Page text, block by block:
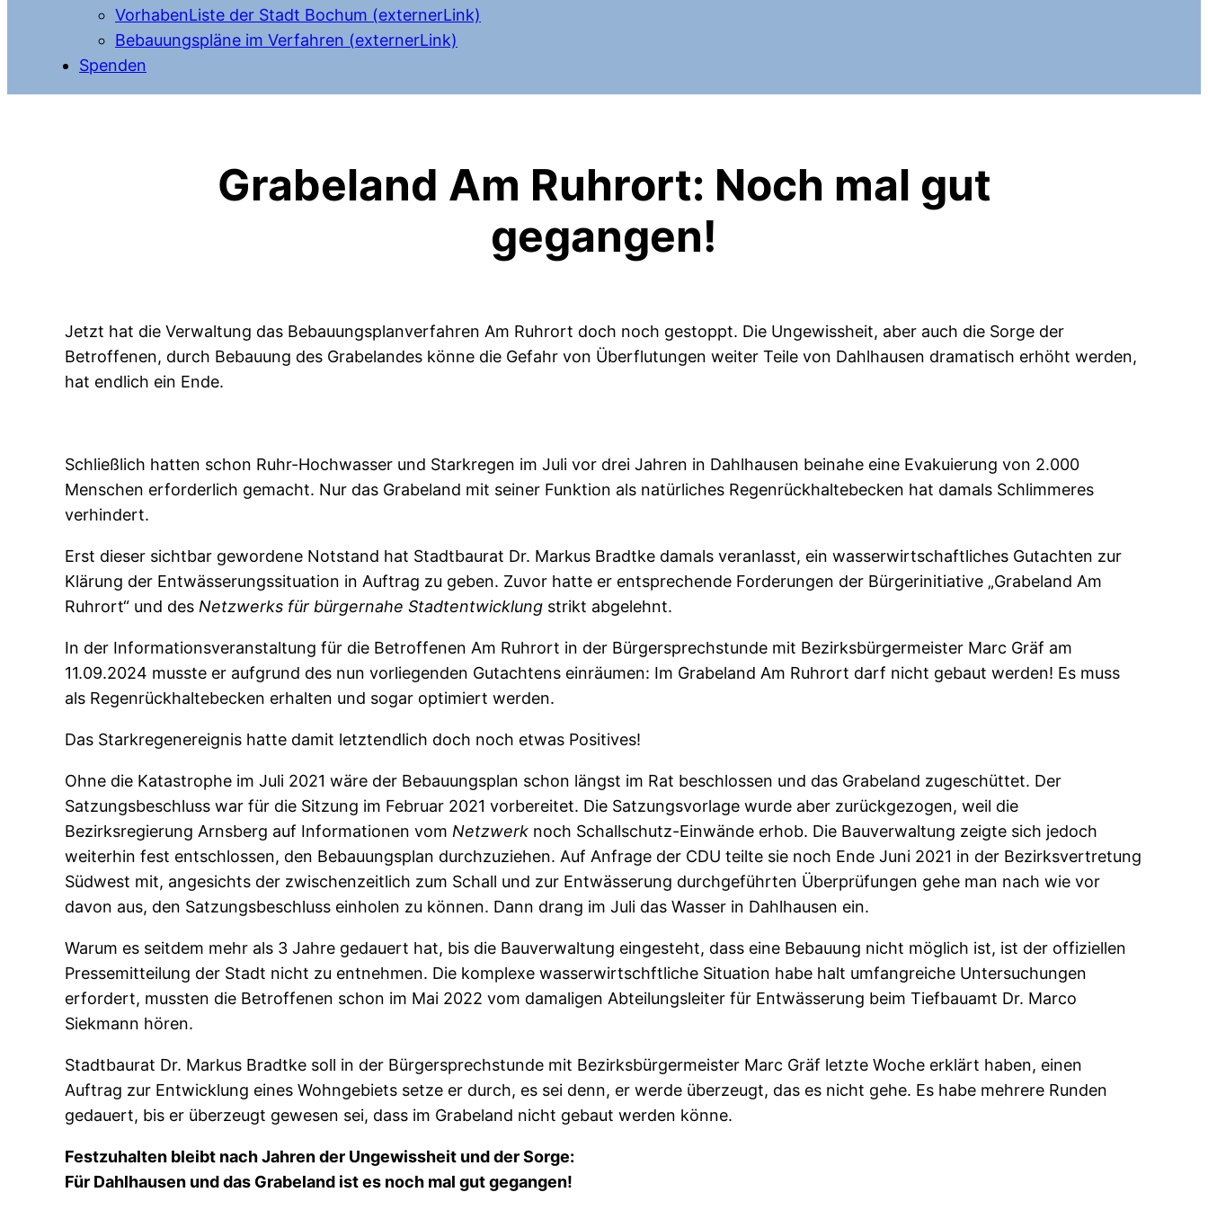
VorhabenListe der Stadt Bochum (externerLink)
Bebauungspläne im Verfahren (externerLink)
Spenden
Grabeland Am Ruhrort: Noch mal gut
gegangen!
Jetzt hat die Verwaltung das Bebauungsplanverfahren Am Ruhrort doch noch gestoppt. Die Ungewissheit, aber auch die Sorge der
Betroffenen, durch Bebauung des Grabelandes könne die Gefahr von Überflutungen weiter Teile von Dahlhausen dramatisch erhöht werden,
hat endlich ein Ende.
Schließlich hatten schon Ruhr-Hochwasser und Starkregen im Juli vor drei Jahren in Dahlhausen beinahe eine Evakuierung von 2.000
Menschen erforderlich gemacht. Nur das Grabeland mit seiner Funktion als natürliches Regenrückhaltebecken hat damals Schlimmeres
verhindert.
Erst dieser sichtbar gewordene Notstand hat Stadtbaurat Dr. Markus Bradtke damals veranlasst, ein wasserwirtschaftliches Gutachten zur
Klärung der Entwässerungssituation in Auftrag zu geben. Zuvor hatte er entsprechende Forderungen der Bürgerinitiative „Grabeland Am
Ruhrort“ und des Netzwerks für bürgernahe Stadtentwicklung strikt abgelehnt.
In der Informationsveranstaltung für die Betroffenen Am Ruhrort in der Bürgersprechstunde mit Bezirksbürgermeister Marc Gräf am
11.09.2024 musste er aufgrund des nun vorliegenden Gutachtens einräumen: Im Grabeland Am Ruhrort darf nicht gebaut werden! Es muss
als Regenrückhaltebecken erhalten und sogar optimiert werden.
Das Starkregenereignis hatte damit letztendlich doch noch etwas Positives!
Ohne die Katastrophe im Juli 2021 wäre der Bebauungsplan schon längst im Rat beschlossen und das Grabeland zugeschüttet. Der
Satzungsbeschluss war für die Sitzung im Februar 2021 vorbereitet. Die Satzungsvorlage wurde aber zurückgezogen, weil die
Bezirksregierung Arnsberg auf Informationen vom Netzwerk noch Schallschutz-Einwände erhob. Die Bauverwaltung zeigte sich jedoch
weiterhin fest entschlossen, den Bebauungsplan durchzuziehen. Auf Anfrage der CDU teilte sie noch Ende Juni 2021 in der Bezirksvertretung
Südwest mit, angesichts der zwischenzeitlich zum Schall und zur Entwässerung durchgeführten Überprüfungen gehe man nach wie vor
davon aus, den Satzungsbeschluss einholen zu können. Dann drang im Juli das Wasser in Dahlhausen ein.
Warum es seitdem mehr als 3 Jahre gedauert hat, bis die Bauverwaltung eingesteht, dass eine Bebauung nicht möglich ist, ist der offiziellen
Pressemitteilung der Stadt nicht zu entnehmen. Die komplexe wasserwirtschftliche Situation habe halt umfangreiche Untersuchungen
erfordert, mussten die Betroffenen schon im Mai 2022 vom damaligen Abteilungsleiter für Entwässerung beim Tiefbauamt Dr. Marco
Siekmann hören.
Stadtbaurat Dr. Markus Bradtke soll in der Bürgersprechstunde mit Bezirksbürgermeister Marc Gräf letzte Woche erklärt haben, einen
Auftrag zur Entwicklung eines Wohngebiets setze er durch, es sei denn, er werde überzeugt, das es nicht gehe. Es habe mehrere Runden
gedauert, bis er überzeugt gewesen sei, dass im Grabeland nicht gebaut werden könne.
Festzuhalten bleibt nach Jahren der Ungewissheit und der Sorge:
Für Dahlhausen und das Grabeland ist es noch mal gut gegangen!